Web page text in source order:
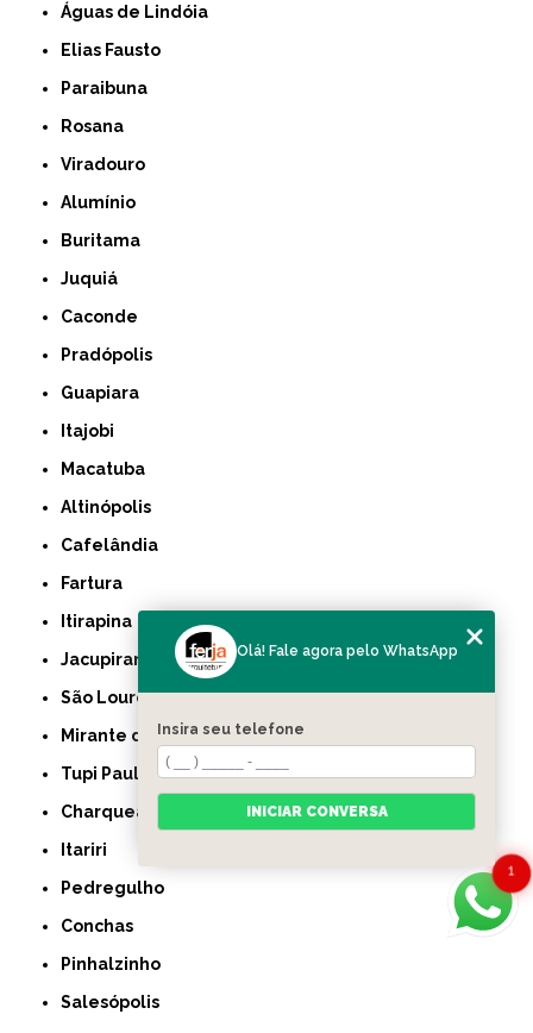
Águas de Lindóia
Elias Fausto
Paraibuna
Rosana
Viradouro
Alumínio
Buritama
Juquiá
Caconde
Pradópolis
Guapiara
Itajobi
Macatuba
Altinópolis
Cafelândia
Fartura
Itirapina
Jacupiranga
São Lourenço da Serra
Mirante do Paranapanema
Tupi Paulista
Charqueada
Itariri
Pedregulho
Conchas
Pinhalzinho
Salesópolis
1
Olá! Fale agora pelo WhatsApp
Insira seu telefone
INICIAR CONVERSA